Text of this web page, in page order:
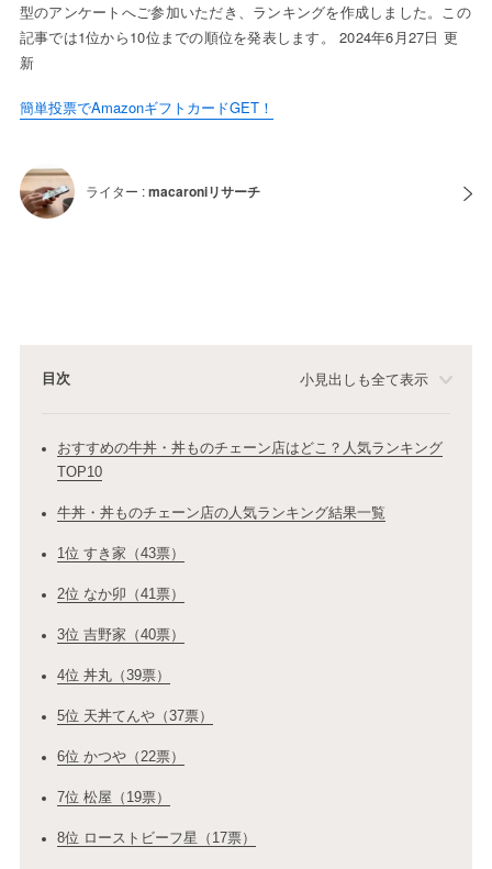
型のアンケートへご参加いただき、ランキングを作成しました。この
記事では1位から10位までの順位を発表します。 2024年6月27日 更
新
簡単投票でAmazonギフトカードGET！
ライター :macaroniリサーチ
目次 小見出しも全て表示
おすすめの牛丼・丼ものチェーン店はどこ？人気ランキング
TOP10
牛丼・丼ものチェーン店の人気ランキング結果一覧
1位 すき家（43票）
2位 なか卯（41票）
3位 吉野家（40票）
4位 丼丸（39票）
5位 天丼てんや（37票）
6位 かつや（22票）
7位 松屋（19票）
8位 ローストビーフ星（17票）